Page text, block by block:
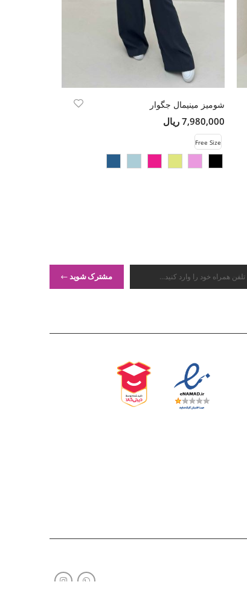
شومیز مینیمال جگوار
7,980,000 ریال
Free Size
مشترک شوید